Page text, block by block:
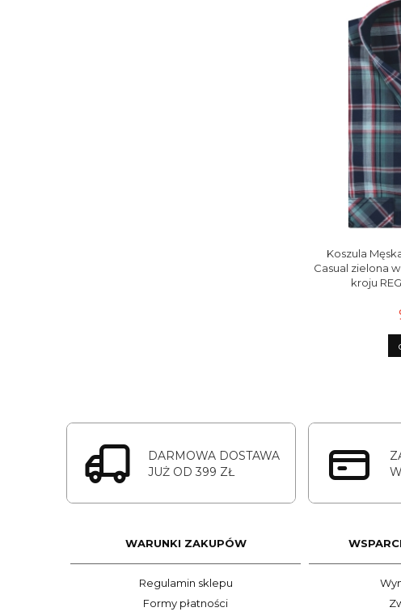
Koszula
Casual zielona
kroju
DARMOWA DOSTAWA
JUŻ OD 399 ZŁ
WARUNKI ZAKUPÓW
Regulamin sklepu
Formy płatności